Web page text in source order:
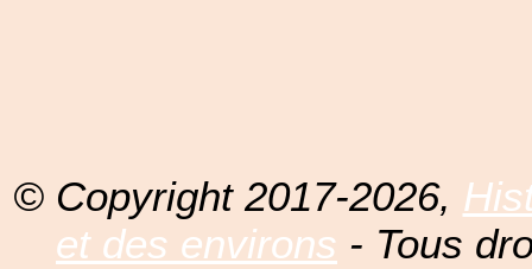
© Copyright 2017-2026,
et des environs - Tous